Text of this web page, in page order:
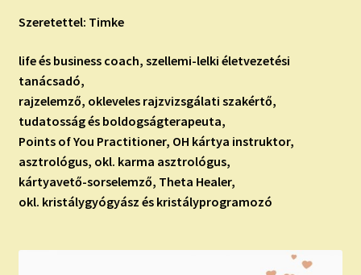
Szeretettel: Timke
life és business coach, szellemi-lelki életvezetési
tanácsadó,
rajzelemző, okleveles rajzvizsgálati szakértő,
tudatosság és boldogságterapeuta,
Points of You Practitioner, OH kártya instruktor,
asztrológus, okl. karma asztrológus,
kártyavető-sorselemző, Theta Healer,
okl. kristálygyógyász és kristályprogramozó